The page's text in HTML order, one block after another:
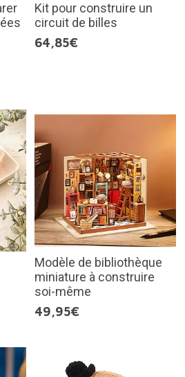
Kit pour construire un
circuit de billes
64,85€
Modèle de bibliothèque
miniature à construire
soi-même
49,95€